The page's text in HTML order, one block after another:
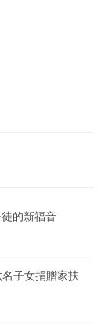
的新福音
子女捐贈家扶